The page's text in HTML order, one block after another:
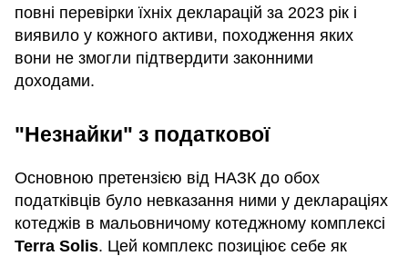
повні перевірки їхніх декларацій за 2023 рік і
виявило у кожного активи, походження яких
вони не змогли підтвердити законними
доходами.
"Незнайки" з податкової
Основною претензією від НАЗК до обох
податківців було невказання ними у деклараціях
котеджів в мальовничому котеджному комплексі
Terra Solis. Цей комплекс позиціює себе як